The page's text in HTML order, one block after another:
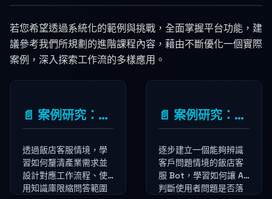
若您希望透過系統化的範例與挑戰，全面掌握平台功能，建
議參考我們所規劃的進階課程內容，藉由不斷優化一個實際
案例，深入探索工作流的多樣應用。
📄️ 案例研究：線上客服AI Bot-入門
透過飯店客服情境，學
習如何釐清產業需求並
設計對應工作流程、使
用知識庫限縮問答範圍
📄️ 案例研究：建立情境判斷客服AI
逐步建立一個能夠辨識
客戶問題情境的飯店客
服 Bot，學習如何讓 AI
判斷使用者問題是否落